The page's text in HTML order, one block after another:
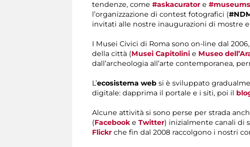
tendenze, come #askacurator e
l’organizzazione di contest fotografici (
invitati alle nostre inaugurazioni di mostre
I Musei Civici di Roma sono on-line dal
della città (Musei Capitolini e Museo
dall’archeologia all’arte contemporanea,
L’ecosistema web si è sviluppato
digitale: dapprima il portale e i siti, poi il
Alcune attività si sono perse per strada
(Facebook e Twitter) inizialmente canali di
Flickr che fin dal 2008 raccolgono i nostri